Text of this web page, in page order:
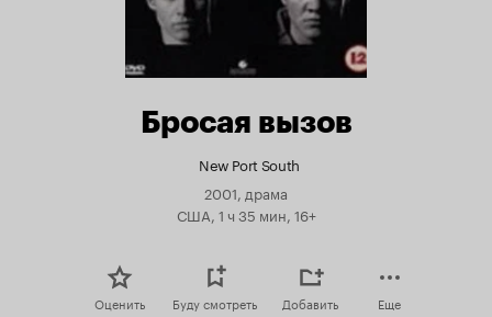
Бросая вызов
New Port South
2001, драма
США, 1 ч 35 мин, 16+
Оценить Буду смотреть Добавить Еще